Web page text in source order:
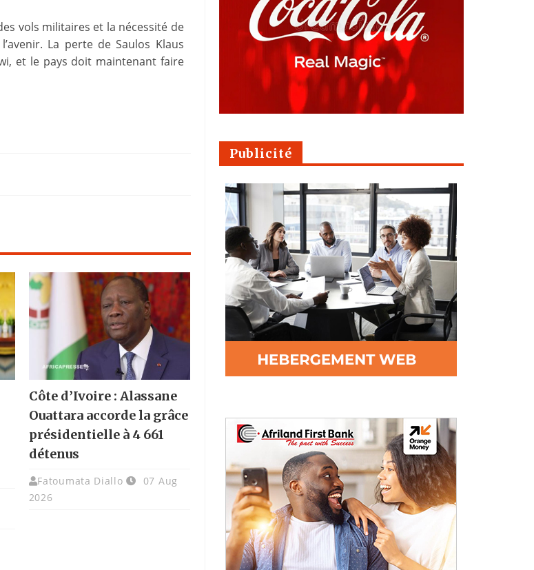
vols militaires et la nécessité de
La perte de Saulos Klaus
et le pays doit maintenant faire
Côte d’Ivoire : Alassane
Ouattara accorde la grâce
présidentielle à 4 661
détenus
Fatoumata Diallo
07 Aug
2026
Publicité